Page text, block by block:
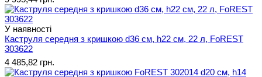
У наявності
Каструля середня з кришкою d36 см, h22 см, 22 л, FoREST
303622
4 485,82 грн.